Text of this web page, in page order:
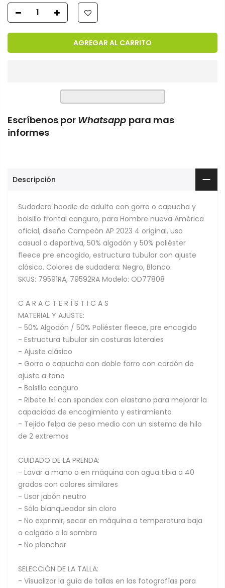
AGREGAR AL CARRITO
Escríbenos por Whatsapp para mas
informes
Descripción
Sudadera hoodie de adulto con gorro o capucha y
bolsillo frontal canguro, para Hombre nueva América
oficial, diseño Campeón AP 2023 4 original, uso
casual o deportiva, 50% algodón y 50% poliéster
fleece pre encogido, estructura tubular con ajuste
clásico. Colores de sudadera: Negro, Blanco.
SKUS: 79591RA, 79592RA Modelo: OD77808
C A R A C T E R Í S T I C A S
MATERIAL Y AJUSTE:
- 50% Algodón / 50% Poliéster fleece, pre encogido
- Estructura tubular sin costuras laterales
- Ajuste clásico
- Gorro o capucha con doble forro con cordón de
ajuste a tono
- Bolsillo canguro
- Ribete 1x1 con spandex con elastano para mejorar la
capacidad de encogimiento y estiramiento
- Tejido felpa de peso medio con un sistema de hilo
de 2 extremos
CUIDADO DE LA PRENDA:
- Lavar a mano o en máquina con agua tibia a 40
grados con colores similares
- Usar jabón neutro
- Sólo blanqueador sin cloro
- No exprimir, secar en máquina a temperatura baja
o colgado a la sombra
- No planchar
SELECCIÓN DE LA TALLA:
- Visualizar la guía de tallas en las fotografías para